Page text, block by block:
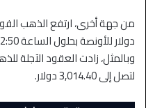
دولار للأونصة بحلول الساعة 02:50 بتوقيت غرينتش.
لتصل إلى 3,014.40 دولار.